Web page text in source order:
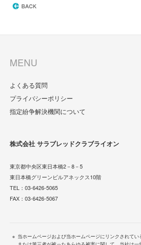
MENU
よくある質問
プライバシーポリシー
指定紛争解決機関について
株式会社 サラブレッドクラブライオン
東京都中央区東日本橋2－8－5
東日本橋グリーンビルアネックス10階
TEL： 03-6426-5065
FAX：03-6426-5067
当ホームページおよび当ホームページにリンクされて